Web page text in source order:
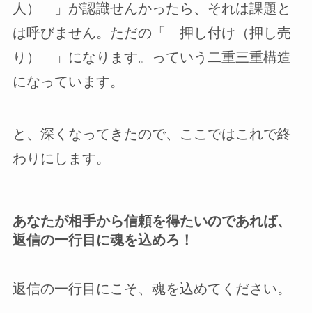
人） 」が認識せんかったら、それは課題と
は呼びません。ただの「 押し付け（押し売
り） 」になります。っていう二重三重構造
になっています。
と、深くなってきたので、ここではこれで終
わりにします。
あなたが相手から信頼を得たいのであれば、
返信の一行目に魂を込めろ！
返信の一行目にこそ、魂を込めてください。